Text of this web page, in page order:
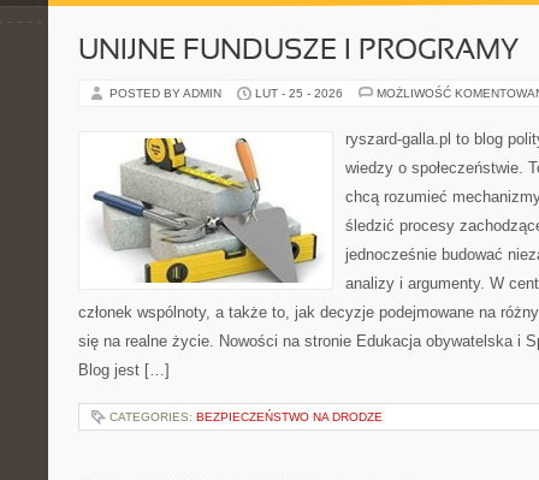
UNIJNE FUNDUSZE I PROGRAMY
POSTED BY ADMIN LUT - 25 - 2026 MOŻLIWOŚĆ
ryszard-galla.pl to blog
wiedzy o społeczeństwie.
chcą rozumieć
śledzić procesy
jednocześnie budować
analizy i argumenty. W
członek wspólnoty, a także to, jak decyzje podejmowane na
się na realne życie. Nowości na stronie Edukacja obywatelska i
Blog jest […]
CATEGORIES: BEZPIECZEŃSTWO NA DRODZE